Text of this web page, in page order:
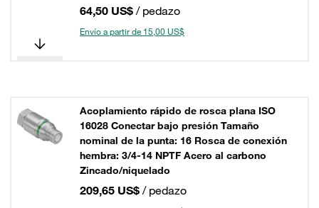
64,50 US$ / pedazo
Envío a partir de 15,00 US$
Acoplamiento rápido de rosca plana ISO
16028 Conectar bajo presión Tamaño
nominal de la punta: 16 Rosca de conexión
hembra: 3/4-14 NPTF Acero al carbono
Zincado/niquelado
209,65 US$ / pedazo